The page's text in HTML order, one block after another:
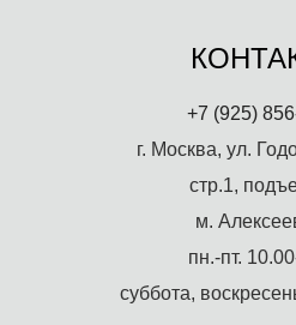
+7 (925)
г. Москва, ул.
стр.1,
м.
пн.-пт.
суббота,